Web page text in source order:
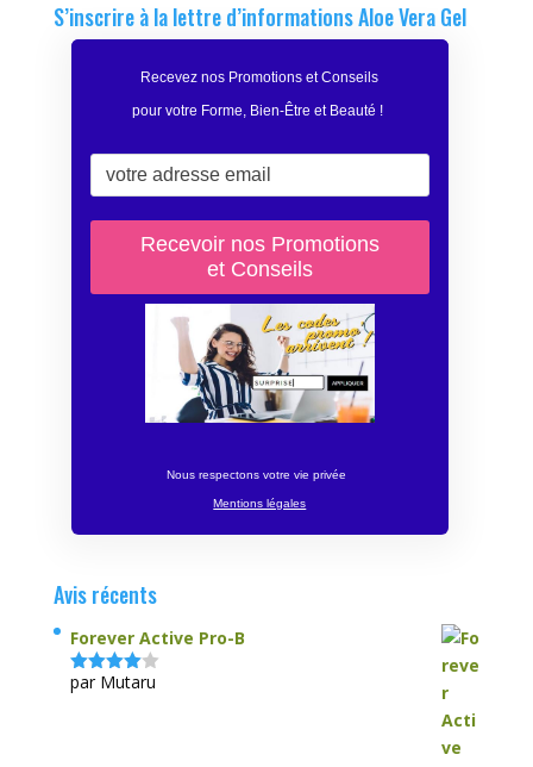
S’inscrire à la lettre d’informations Aloe Vera Gel
Recevez nos Promotions et Conseils
pour votre Forme, Bien-Être et Beauté !
Nous respectons votre vie privée
Mentions légales
Avis récents
Forever Active Pro-B
Note4
par Mutaru